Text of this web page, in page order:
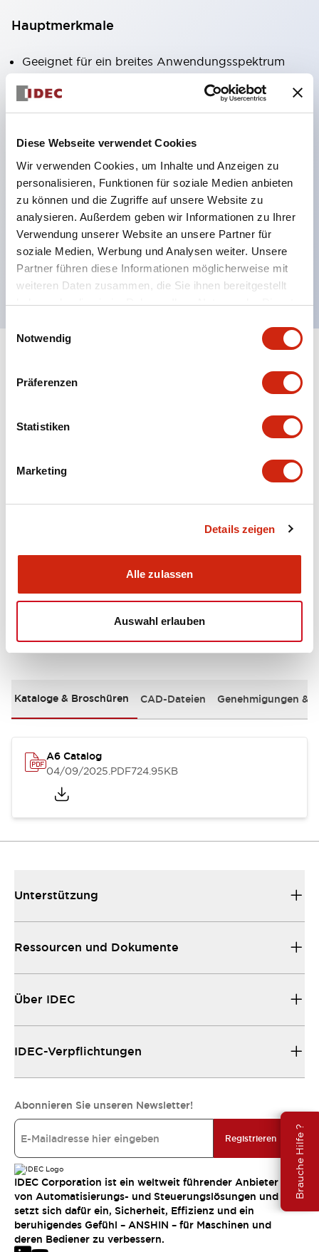
Diese Webseite verwendet Cookies
Wir verwenden Cookies, um Inhalte und Anzeigen zu
personalisieren, Funktionen für soziale Medien anbieten
zu können und die Zugriffe auf unsere Website zu
analysieren. Außerdem geben wir Informationen zu Ihrer
Verwendung unserer Website an unsere Partner für
soziale Medien, Werbung und Analysen weiter. Unsere
Partner führen diese Informationen möglicherweise mit
weiteren Daten zusammen, die Sie ihnen bereitgestellt
haben oder die sie im Rahmen Ihrer Nutzung der Dienste
Notwendig
Präferenzen
Statistiken
Marketing
Details zeigen
Alle zulassen
Auswahl erlauben
Brauche Hilfe ?
Hauptmerkmale
Geeignet für ein breites Anwendungsspektrum
von der Konsumelektronik bis zum FA-Bereich
LED-Beleuchtungseinheit mit integriertem
LED-Lampenkörper
Schutzarten IP40 und IP65 vollständig verfügbar
(IEC 60529)
UL- und CSA-zertifiziert. Entspricht EN (Europa)
Normen. CCC-zertifiziert (außer Anzeigeleuchten).
Mit speziellem Zubehör leicht auf Φ22 Flash-
Silhouette umstellbar
Electrical Specifications (rated illuminated
Dokumente und Dateien
Kataloge & Broschüren CAD-Dateien Genehmigungen &
A6 Catalog
04/09/2025.PDF724.95KB
Unterstützung
Ressourcen und Dokumente
Über IDEC
IDEC-Verpflichtungen
Abonnieren Sie unseren Newsletter!
Registrieren
IDEC Corporation ist ein weltweit führender Anbieter
von Automatisierungs- und Steuerungslösungen und
setzt sich dafür ein, Sicherheit, Effizienz und ein
beruhigendes Gefühl – ANSHIN – für Maschinen und
deren Bediener zu verbessern.